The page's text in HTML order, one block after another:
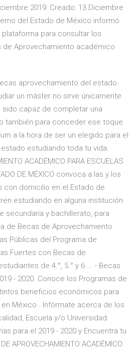
2019: Creado: 13 Diciembre
del Estado de México informó
para consultar los
de Aprovechamiento académico
aprovechamiento del estado
un máster no sirve únicamente
capaz de completar una
también para conceder ese toque
a la hora de ser un elegido para el
estudiando toda tu vida.
ACADÉMICO PARA ESCUELAS
DE MÉXICO convoca a las y los
domicilio en el Estado de
estudiando en alguna institución
secundaria y bachillerato, para
de Becas de Aprovechamiento
Públicas del Programa de
Fuertes con Becas de
de 4.°, 5.° y 6 ... - Becas
- 2020. Conoce los Programas de
beneficios económicos para
México.. Infórmate acerca de los
Escuela y/o Universidad.
para el 2019 - 2020 y Encuentra tu
APROVECHAMIENTO ACADÉMICO